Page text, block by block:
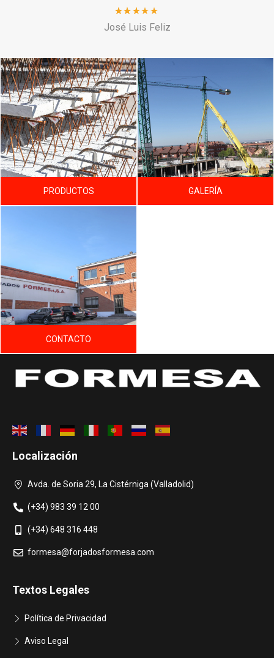
José Luis Feliz
PRODUCTOS GALERÍA
CONTACTO
Localización
Avda. de Soria 29, La Cistérniga (Valladolid)
(+34) 983 39 12 00
(+34) 648 316 448
formesa@forjadosformesa.com
Textos Legales
Política de Privacidad
Aviso Legal